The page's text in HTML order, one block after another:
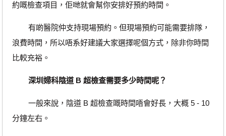
約嘅檢查項目，佢哋就會幫你安排好預約時間。
有啲醫院仲支持現場預約。但現場預約可能需要排隊，
浪費時間，所以唔系好建議大家選擇呢個方式，除非你時間
比較充裕。
深圳婦科陰道 B 超檢查需要多少時間呢？
一般來說，陰道 B 超檢查嘅時間唔會好長，大概 5 - 10
分鐘左右。